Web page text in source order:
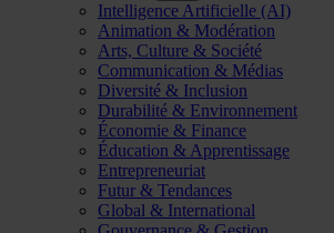
Intelligence Artificielle (AI)
Animation & Modération
Arts, Culture & Société
Communication & Médias
Diversité & Inclusion
Durabilité & Environnement
Économie & Finance
Éducation & Apprentissage
Entrepreneuriat
Futur & Tendances
Global & International